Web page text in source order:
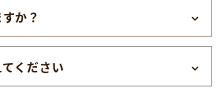
か？
ください